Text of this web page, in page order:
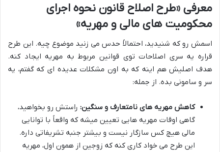
معرفی «طرح اصلاح قانون نحوه اجرای
محکومیت های مالی و مهریه»
اسمش رو که شنیدید، احتمالاً حدس می زنید موضوع چیه. این طرح
قراره یه سری اصلاحات توی قوانین مربوط به مهریه ایجاد کنه.
هدف اصلیش هم اینه که به اون مشکلات عدیده ای که گفتم، یه
سر و سامونی بده. از جمله:
کاهش مهریه های نامتعارف و سنگین: راستش رو بخواهید،
گاهی اوقات مهریه هایی تعیین میشه که واقعاً با توانایی
مالی هیچ کس سازگار نیست و بیشتر جنبه تشریفاتی داره.
این طرح می خواد کاری کنه که زوجین از همون اول، مهریه